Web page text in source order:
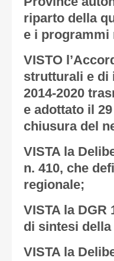
riparto della
e i programmi
VISTO
strutturali e di
2014-2020
e adottato il
chiusura del
VISTA la
n. 410, che
regionale;
VISTA la DGR
di sintesi della
VISTA la